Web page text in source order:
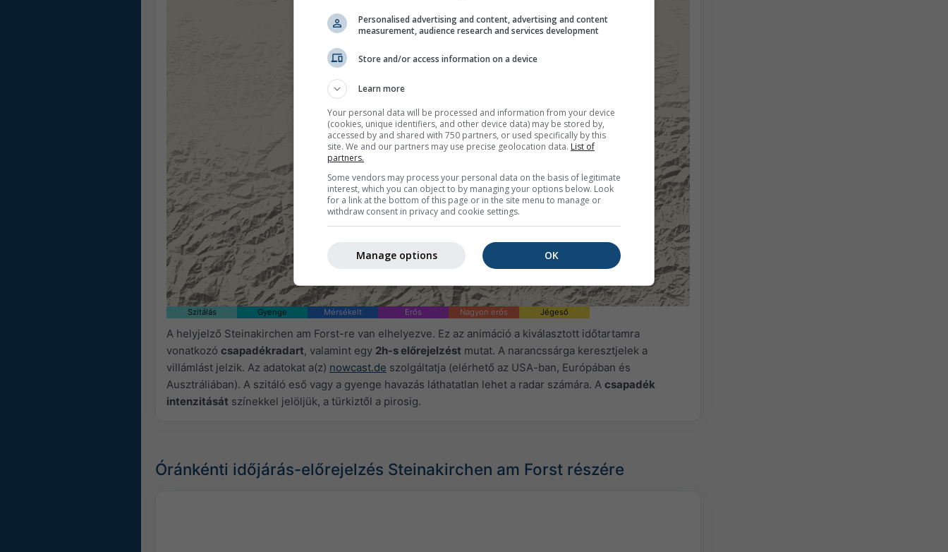
Szitálás Gyenge Mérsékelt Erős Nagyon erős Jégeső
A helyjelző Steinakirchen am Forst-re van elhelyezve. Ez az animáció a kiválasztott időtartamra
vonatkozó csapadékradart, valamint egy 2h-s előrejelzést mutat. A narancssárga keresztjelek a
villámlást jelzik. Az adatokat a(z) nowcast.de szolgáltatja (elérhető az USA-ban, Európában és
Ausztráliában). A szitáló eső vagy a gyenge havazás láthatatlan lehet a radar számára. A csapadék
intenzitását színekkel jelöljük, a türkiztől a pirosig.
Óránkénti időjárás-előrejelzés Steinakirchen am Forst részére
Personalised advertising and content, advertising and content
measurement, audience research and services development
Store and/or access information on a device
Learn more
Your personal data will be processed and information from your device
(cookies, unique identifiers, and other device data) may be stored by,
accessed by and shared with 750 partners, or used specifically by this
site. We and our partners may use precise geolocation data. List of
partners.
Some vendors may process your personal data on the basis of legitimate
interest, which you can object to by managing your options below. Look
for a link at the bottom of this page or in the site menu to manage or
withdraw consent in privacy and cookie settings.
OK
Manage options